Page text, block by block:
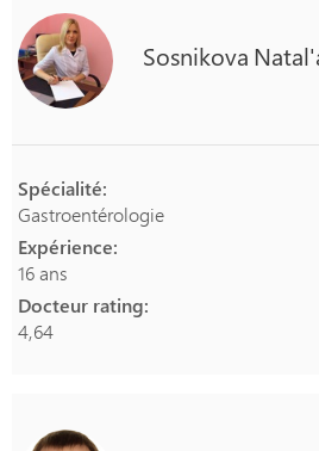
Sosnikova
Spécialité:
Gastroentérologie
Expérience:
16 ans
Docteur rating:
4,64